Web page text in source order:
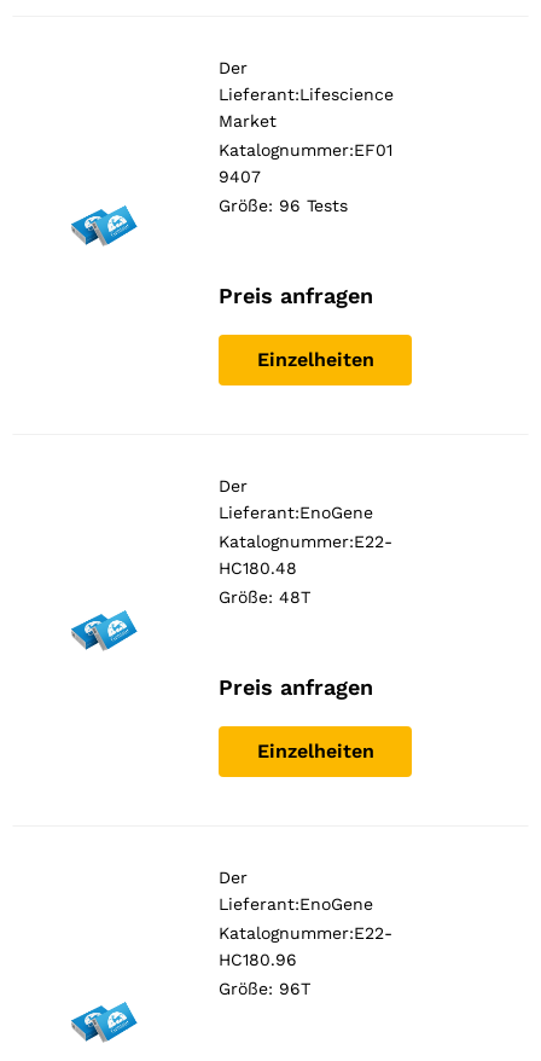
Der
Lieferant:Lifescience
Market
Katalognummer:EF01
9407
Größe: 96 Tests
Preis anfragen
Einzelheiten
Der
Lieferant:EnoGene
Katalognummer:E22-
HC180.48
Größe: 48T
Preis anfragen
Einzelheiten
Der
Lieferant:EnoGene
Katalognummer:E22-
HC180.96
Größe: 96T